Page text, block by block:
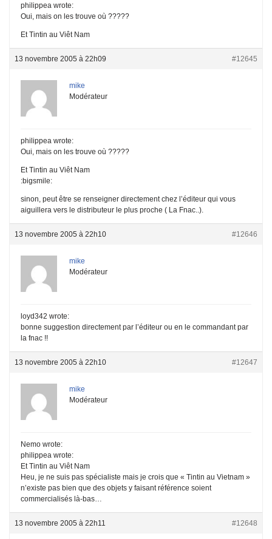
philippea wrote:
Oui, mais on les trouve où ?????
Et Tintin au Viêt Nam
13 novembre 2005 à 22h09 #12645
mike
Modérateur
philippea wrote:
Oui, mais on les trouve où ?????
Et Tintin au Viêt Nam
:bigsmile:
sinon, peut être se renseigner directement chez l’éditeur qui vous
aiguillera vers le distributeur le plus proche ( La Fnac..).
13 novembre 2005 à 22h10 #12646
mike
Modérateur
loyd342 wrote:
bonne suggestion directement par l’éditeur ou en le commandant par
la fnac !!
13 novembre 2005 à 22h10 #12647
mike
Modérateur
Nemo wrote:
philippea wrote:
Et Tintin au Viêt Nam
Heu, je ne suis pas spécialiste mais je crois que « Tintin au Vietnam »
n’existe pas bien que des objets y faisant référence soient
commercialisés là-bas…
13 novembre 2005 à 22h11 #12648